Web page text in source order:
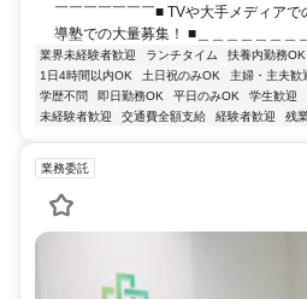
￣￣￣￣￣￣￣■ TVや大手メディア
導塾での大量募集！ ■＿＿＿＿＿
業界未経験者歓迎 ランチタイム 扶養内勤務OK
1日4時間以内OK
土日祝のみOK 主婦・主夫歓
学歴不問
即日勤務OK 平日のみOK 学生歓迎
未経験者歓迎
交通費全額支給 経験者歓迎 残
業務委託